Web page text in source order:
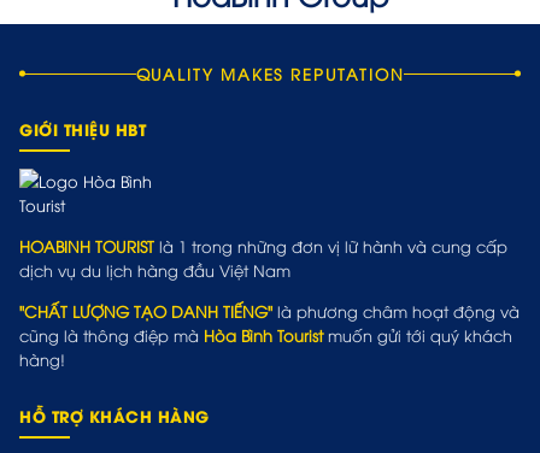
QUALITY MAKES REPUTATION
GIỚI THIỆU HBT
HOABINH TOURIST là 1 trong những đơn vị lữ hành và cung cấp
dịch vụ du lịch hàng đầu Việt Nam
"CHẤT LƯỢNG TẠO DANH TIẾNG" là phương châm hoạt động và
cũng là thông điệp mà Hòa Bình Touristmuốn gửi tới quý khách
hàng!
HỖ TRỢ KHÁCH HÀNG